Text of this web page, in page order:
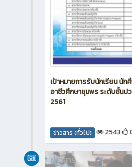
เป้าหมายการรับนักเรียน นัก
อาชีวศึกษาชุมพร ระดับชั้นป
2561
ข่าวสาร (ทั่วไป) 2543
ข่าวสาร